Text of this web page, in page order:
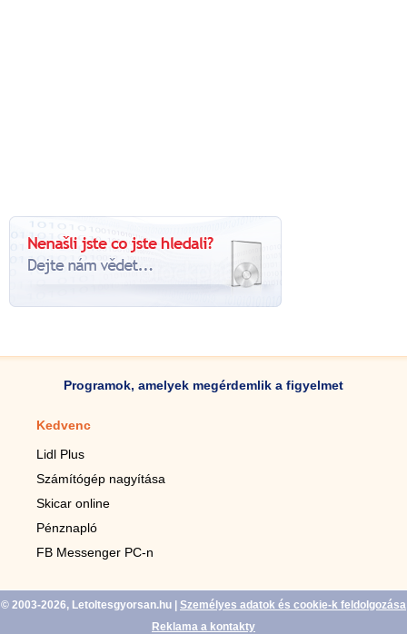
Programok, amelyek megérdemlik a figyelmet
Kedvenc
Lidl Plus
Számítógép nagyítása
Skicar online
Pénznapló
FB Messenger PC-n
© 2003-2026, Letoltesgyorsan.hu
Személyes adatok és cookie-k feldolgozása
Reklama a kontakty